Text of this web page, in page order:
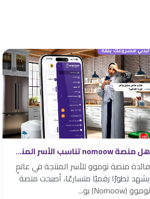
هل منصة nomoow تناسب الأسر المنتجة؟
فائدة منصة نوموو للأسر المنتجة في عالمٍ
يشهد تطورًا رقميًا متسارعًا، أصبحت منصة
نوموو (Nomoow) بو...